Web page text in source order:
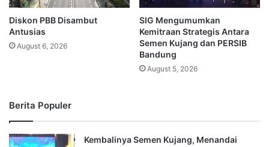
Diskon PBB Disambut
Antusias
August 6, 2026
SIG Mengumumkan
Kemitraan Strategis Antara
Semen Kujang dan PERSIB
Bandung
August 5, 2026
Berita Populer
Kembalinya Semen Kujang, Menandai